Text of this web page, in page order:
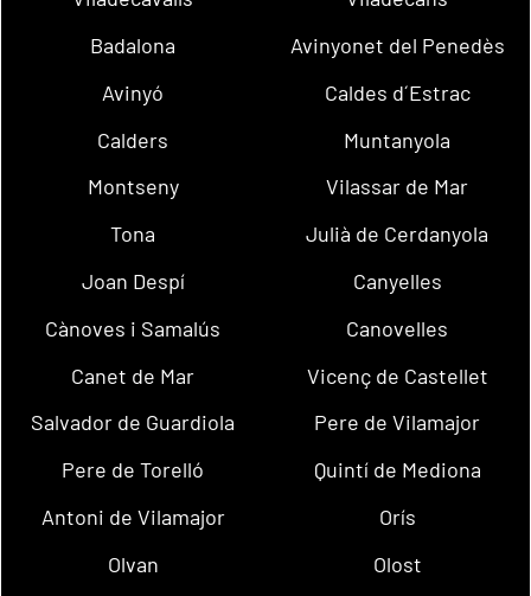
Badalona
Avinyonet del Penedès
Avinyó
Caldes d´Estrac
Calders
Muntanyola
Montseny
Vilassar de Mar
Tona
Julià de Cerdanyola
Joan Despí
Canyelles
Cànoves i Samalús
Canovelles
Canet de Mar
Vicenç de Castellet
Salvador de Guardiola
Pere de Vilamajor
Pere de Torelló
Quintí de Mediona
Antoni de Vilamajor
Orís
Olvan
Olost